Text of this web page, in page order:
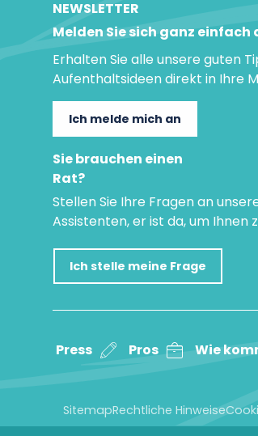
NEWSLETTER
Melden Sie sich ganz einfach
Erhalten Sie alle unsere guten
Aufenthaltsideen direkt in Ihre
Ich melde mich an
Sie brauchen einen
Rat?
Stellen Sie Ihre Fragen an
Assistenten, er ist da, um Ihnen
Ich stelle meine Frage
Press Pros Wie
SitemapRechtliche Hinweise